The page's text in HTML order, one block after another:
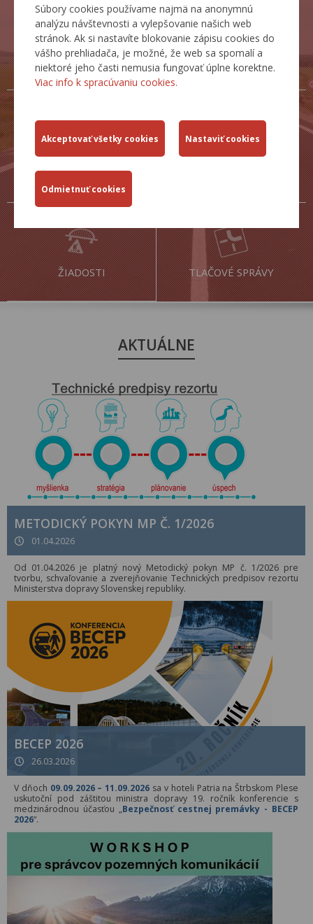
Súbory cookies používame najmä na anonymnú
analýzu návštevnosti a vylepšovanie našich web
stránok. Ak si nastavíte blokovanie zápisu cookies do
vášho prehliadača, je možné, že web sa spomalí a
niektoré jeho časti nemusia fungovať úplne korektne.
Viac info k spracúvaniu cookies.
ZJAZDNOSŤ.SK
BECEP CESTA
PRE ŽIVOT
CESTNÁ
DATABANKA
DOPRAVNÉ
ŽIADOSTI TLAČOVÉ SPRÁVY
AKTUÁLNE
METODICKÝ POKYN MP Č. 1/2026
01.04.2026
Od 01.04.2026 je platný nový Metodický pokyn MP č. 1/2026 pre
tvorbu, schvaľovanie a zverejňovanie Technických predpisov rezortu
Ministerstva dopravy Slovenskej republiky.
BECEP 2026
26.03.2026
V dňoch 09.09.2026 – 11.09.2026 sa v hoteli Patria na Štrbskom Plese
uskutoční pod záštitou ministra dopravy 19. ročník konferencie s
medzinárodnou účasťou „Bezpečnosť cestnej premávky - BECEP
2026“.